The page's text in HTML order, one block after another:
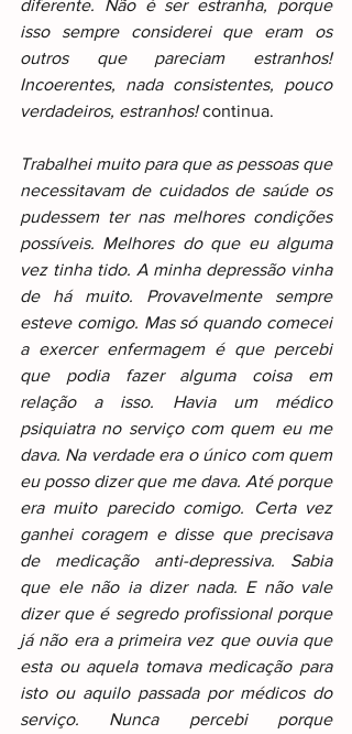
diferente. Não é ser estranha, porque
isso sempre considerei que eram os
outros que pareciam estranhos!
Incoerentes, nada consistentes, pouco
verdadeiros, estranhos! continua.
Trabalhei muito para que as pessoas que
necessitavam de cuidados de saúde os
pudessem ter nas melhores condições
possíveis. Melhores do que eu alguma
vez tinha tido. A minha depressão vinha
de há muito. Provavelmente sempre
esteve comigo. Mas só quando comecei
a exercer enfermagem é que percebi
que podia fazer alguma coisa em
relação a isso. Havia um médico
psiquiatra no serviço com quem eu me
dava. Na verdade era o único com quem
eu posso dizer que me dava. Até porque
era muito parecido comigo. Certa vez
ganhei coragem e disse que precisava
de medicação anti-depressiva. Sabia
que ele não ia dizer nada. E não vale
dizer que é segredo profissional porque
já não era a primeira vez que ouvia que
esta ou aquela tomava medicação para
isto ou aquilo passada por médicos do
serviço. Nunca percebi porque